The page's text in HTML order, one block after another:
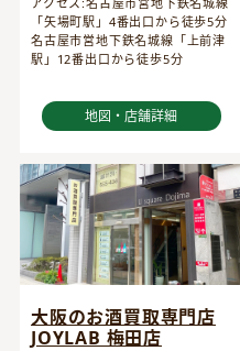
「矢場町駅」4番出口から徒歩5分
名古屋市営地下鉄名城線「上前津
駅」12番出口から徒歩5分
地図・店舗詳細
大阪のお酒買取専門店
JOYLAB 梅田店